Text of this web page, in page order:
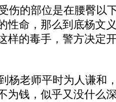
伤的部位是在腰臀以
性命，那么到底杨文
样的毒手，警方决定
杨老师平时为人谦和
为钱，似乎又没什么